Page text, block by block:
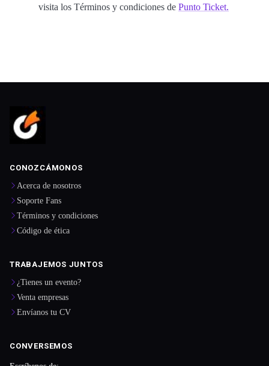
visita los Términos y condiciones de Punto Ticket.
CONOZCÁMONOS
Acerca de nosotros
Soporte Fans
Términos y condiciones
Código de ética
TRABAJEMOS JUNTOS
¿Tienes un evento?
Venta empresas
Envíanos tu CV
CONVERSEMOS